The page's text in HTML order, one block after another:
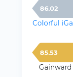
86.02
Colorful
85.53
Gainward